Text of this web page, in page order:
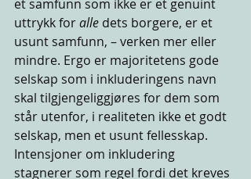
et samfunn som ikke er et genuint
uttrykk for alle dets borgere, er et
usunt samfunn, – verken mer eller
mindre. Ergo er majoritetens gode
selskap som i inkluderingens navn
skal tilgjengeliggjøres for dem som
står utenfor, i realiteten ikke et godt
selskap, men et usunt fellesskap.
Intensjoner om inkludering
stagnerer som regel fordi det kreves